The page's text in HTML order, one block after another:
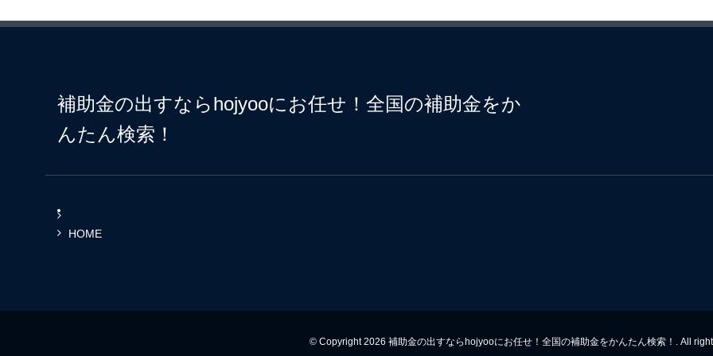
補助金の出すならhojyooにお任せ！全国の補助金をか
んたん検索！
HOME
© Copyright 2026 補助金の出すならhojyooにお任せ！全国の補助金をかんたん検索！. All